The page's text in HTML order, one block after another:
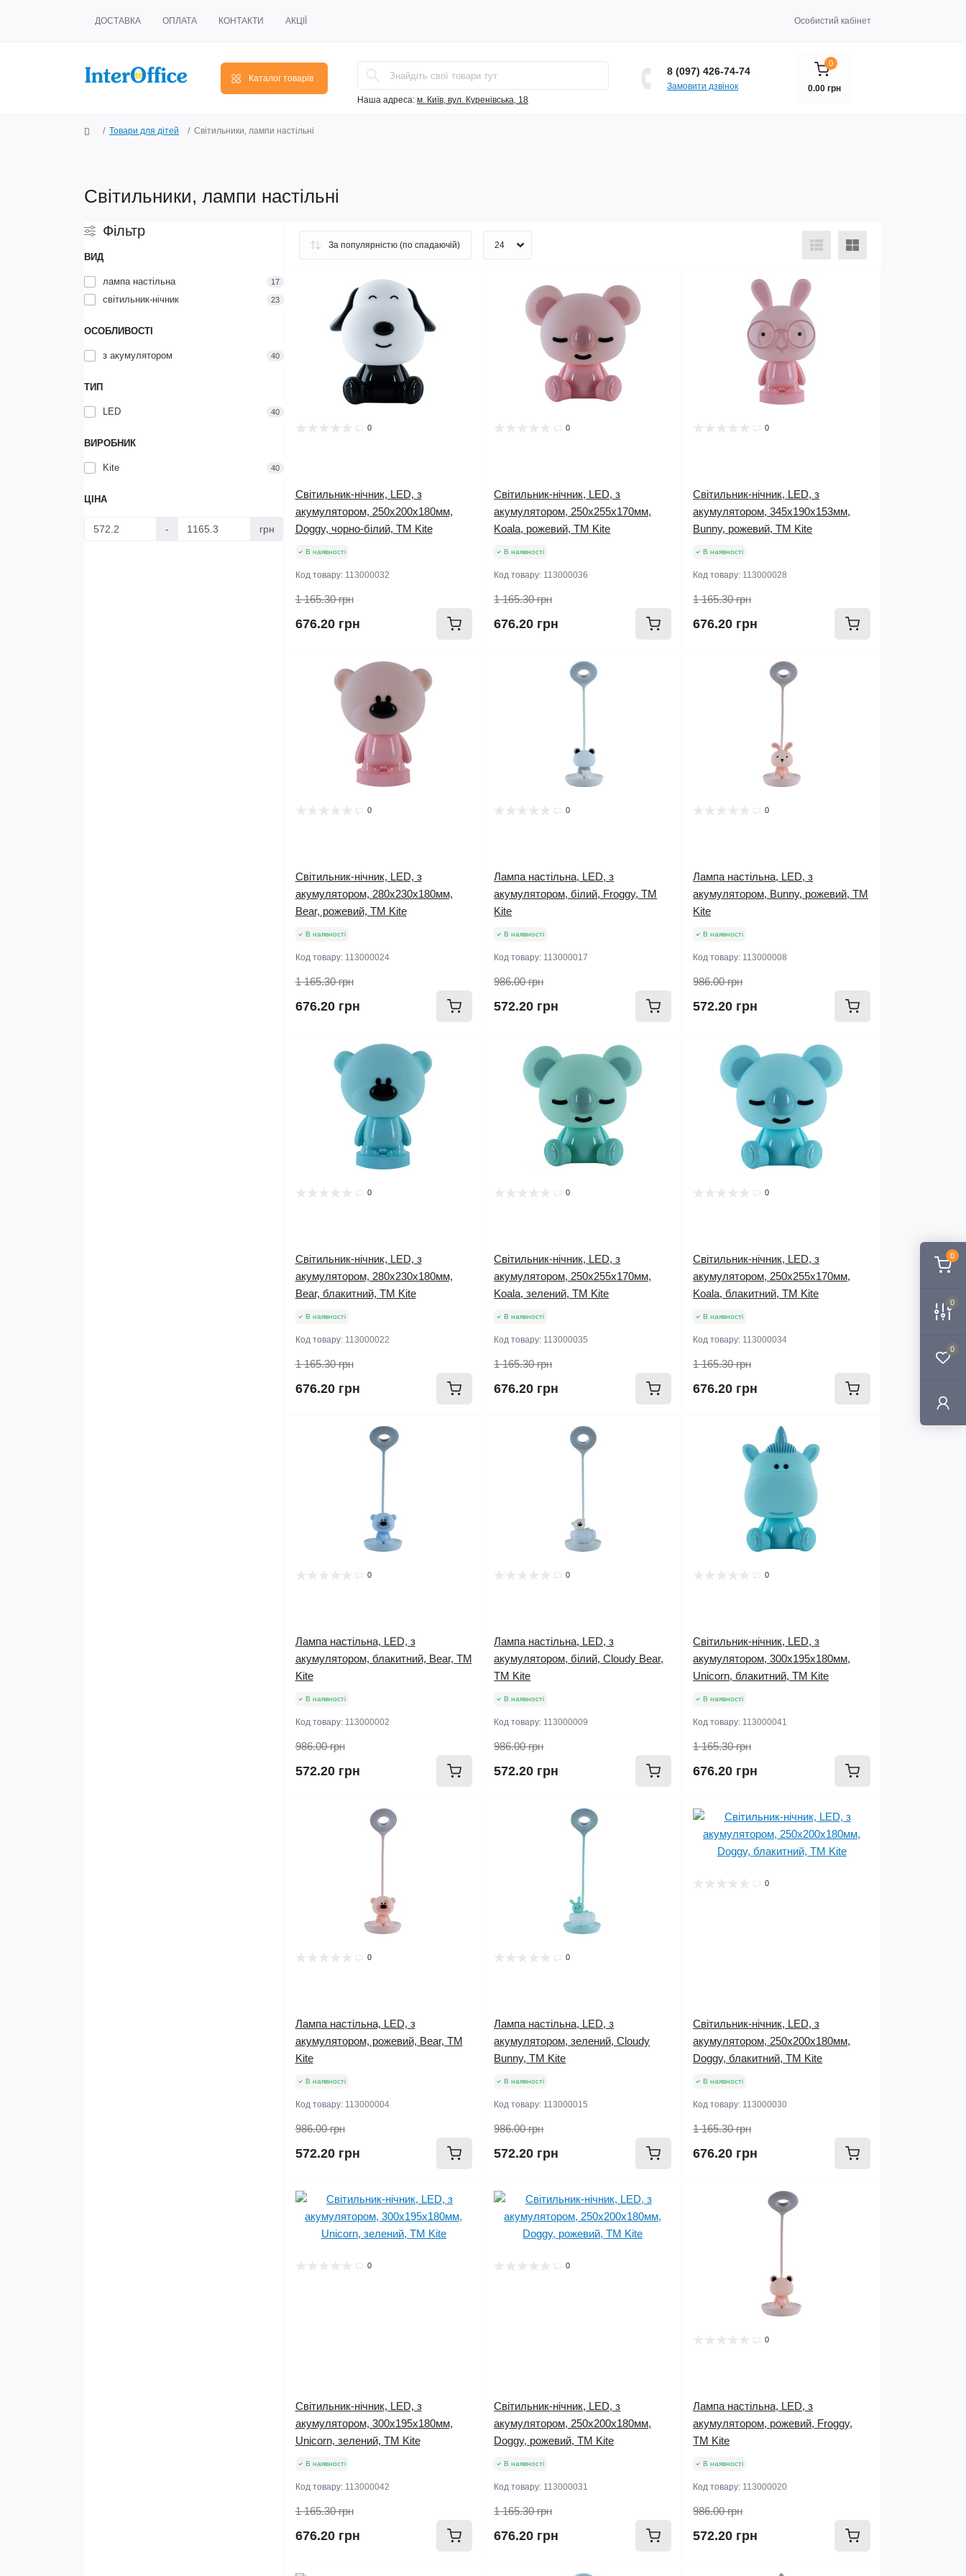
0
0
0
ДОСТАВКА ОПЛАТА КОНТАКТИ АКЦІЇ Особистий кабінет
Каталог товарів
Наша адреса: м. Київ, вул. Куренівська, 18
8 (097) 426-74-74
Замовити дзвінок
0
0.00 грн
Товари для дітей Світильники, лампи настільні
Світильники, лампи настільні
Фільтр
ВИД
лампа настільна 17
світильник-нічник 23
ОСОБЛИВОСТІ
з акумулятором 40
ТИП
LED 40
ВИРОБНИК
Kite 40
ЦІНА
- грн
0
Світильник-нічник, LED, з
акумулятором, 250х200х180мм,
Doggy, чорно-білий, TM Kite
В наявності
Код товару: 113000032
1 165.30 грн
676.20 грн
0
Світильник-нічник, LED, з
акумулятором, 250х255х170мм,
Koala, рожевий, TM Kite
В наявності
Код товару: 113000036
1 165.30 грн
676.20 грн
0
Світильник-нічник, LED, з
акумулятором, 345х190х153мм,
Bunny, рожевий, TM Kite
В наявності
Код товару: 113000028
1 165.30 грн
676.20 грн
0
Світильник-нічник, LED, з
акумулятором, 280х230х180мм,
Bear, рожевий, TM Kite
В наявності
Код товару: 113000024
1 165.30 грн
676.20 грн
0
Лампа настільна, LED, з
акумулятором, білий, Froggy, TM
Kite
В наявності
Код товару: 113000017
986.00 грн
572.20 грн
0
Лампа настільна, LED, з
акумулятором, Bunny, рожевий, TM
Kite
В наявності
Код товару: 113000008
986.00 грн
572.20 грн
0
Світильник-нічник, LED, з
акумулятором, 280х230х180мм,
Bear, блакитний, TM Kite
В наявності
Код товару: 113000022
1 165.30 грн
676.20 грн
0
Світильник-нічник, LED, з
акумулятором, 250х255х170мм,
Koala, зелений, TM Kite
В наявності
Код товару: 113000035
1 165.30 грн
676.20 грн
0
Світильник-нічник, LED, з
акумулятором, 250х255х170мм,
Koala, блакитний, TM Kite
В наявності
Код товару: 113000034
1 165.30 грн
676.20 грн
0
Лампа настільна, LED, з
акумулятором, блакитний, Bear, TM
Kite
В наявності
Код товару: 113000002
986.00 грн
572.20 грн
0
Лампа настільна, LED, з
акумулятором, білий, Cloudy Bear,
TM Kite
В наявності
Код товару: 113000009
986.00 грн
572.20 грн
0
Світильник-нічник, LED, з
акумулятором, 300х195х180мм,
Unicorn, блакитний, TM Kite
В наявності
Код товару: 113000041
1 165.30 грн
676.20 грн
0
Лампа настільна, LED, з
акумулятором, рожевий, Bear, TM
Kite
В наявності
Код товару: 113000004
986.00 грн
572.20 грн
0
Лампа настільна, LED, з
акумулятором, зелений, Cloudy
Bunny, TM Kite
В наявності
Код товару: 113000015
986.00 грн
572.20 грн
0
Світильник-нічник, LED, з
акумулятором, 250х200х180мм,
Doggy, блакитний, TM Kite
В наявності
Код товару: 113000030
1 165.30 грн
676.20 грн
0
Світильник-нічник, LED, з
акумулятором, 300х195х180мм,
Unicorn, зелений, TM Kite
В наявності
Код товару: 113000042
1 165.30 грн
676.20 грн
0
Світильник-нічник, LED, з
акумулятором, 250х200х180мм,
Doggy, рожевий, TM Kite
В наявності
Код товару: 113000031
1 165.30 грн
676.20 грн
0
Лампа настільна, LED, з
акумулятором, рожевий, Froggy,
TM Kite
В наявності
Код товару: 113000020
986.00 грн
572.20 грн